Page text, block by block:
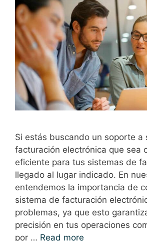
Si estás buscando un soporte a
facturación electrónica que sea
eficiente para tus sistemas de
llegado al lugar indicado. En
entendemos la importancia de
sistema de facturación
problemas, ya que esto
precisión en tus operaciones
por … Read more